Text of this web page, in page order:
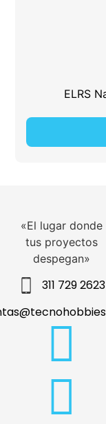
ELRS
«El lugar donde
tus proyectos
despegan»
311 729 2623